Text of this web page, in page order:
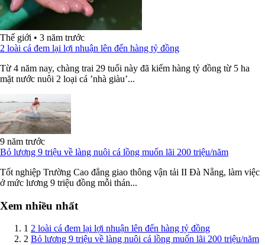
Thế giới • 3 năm trước
2 loài cá đem lại lợi nhuận lên đến hàng tỷ đồng
Từ 4 năm nay, chàng trai 29 tuổi này đã kiếm hàng tỷ đồng từ 5 ha
mặt nước nuôi 2 loại cá ’nhà giàu’...
9 năm trước
Bỏ lương 9 triệu về làng nuôi cá lồng muốn lãi 200 triệu/năm
Tốt nghiệp Trường Cao đẳng giao thông vận tải II Đà Nẵng, làm việc
ở mức lương 9 triệu đồng mỗi thán...
Xem nhiều nhất
1 2 loài cá đem lại lợi nhuận lên đến hàng tỷ đồng
2 Bỏ lương 9 triệu về làng nuôi cá lồng muốn lãi 200 triệu/năm